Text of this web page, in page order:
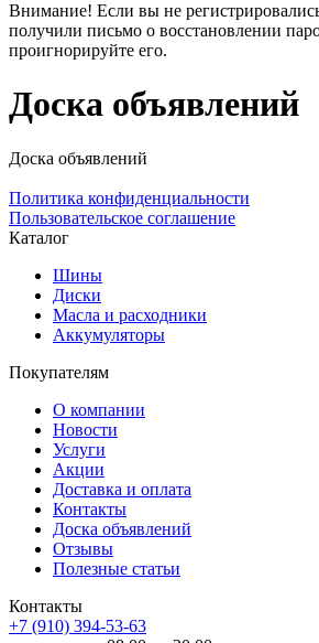
Внимание! Если вы не
получили письмо о восстановлении
проигнорируйте его.
Доска объявлений
Доска объявлений
Политика конфиденциальности
Пользовательское соглашение
Каталог
Шины
Диски
Масла и расходники
Аккумуляторы
Покупателям
О компании
Новости
Услуги
Акции
Доставка и оплата
Контакты
Доска объявлений
Отзывы
Полезные статьи
Контакты
+7 (910) 394-53-63